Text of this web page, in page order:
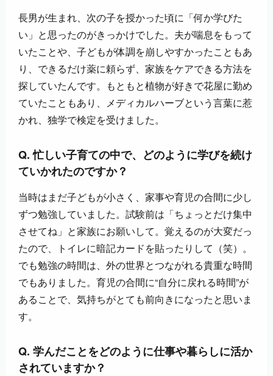
長男が生まれ、次の子を授かった頃に「何か学びた
い」と思ったのがきっかけでした。夫が喘息をもって
いたことや、子どもが体調を崩しやすかったこともあ
り、できるだけ薬に頼らず、家族をケアできる方法を
探していたんです。もともと植物が好きで花屋に勤め
ていたこともあり、メディカルハーブという言葉に惹
かれ、独学で検定を受けました。
Q. 忙しい子育ての中で、どのように学びを続け
ていかれたのですか？
当時はまだ子どもが小さく、家事や育児の合間に少し
ずつ勉強していました。試験前は「ちょっとだけ集中
させてね」と家族にお願いして。覚えるのが大変だっ
たので、トイレに暗記カードを貼ったりして（笑）。
でも勉強の時間は、外の世界とつながれる貴重な時間
でもありました。育児の合間に“自分に戻れる時間”が
あることで、気持ちがとても前向きになったと思いま
す。
Q. 学んだことをどのように仕事や暮らしに活か
されていますか？